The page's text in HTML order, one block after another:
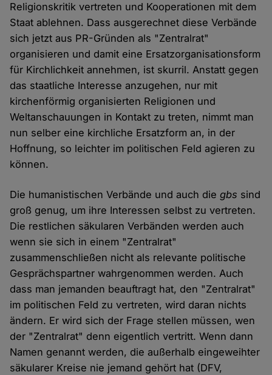
Religionskritik vertreten und Kooperationen mit dem
Staat ablehnen. Dass ausgerechnet diese Verbände
sich jetzt aus PR-Gründen als "Zentralrat"
organisieren und damit eine Ersatzorganisationsform
für Kirchlichkeit annehmen, ist skurril. Anstatt gegen
das staatliche Interesse anzugehen, nur mit
kirchenförmig organisierten Religionen und
Weltanschauungen in Kontakt zu treten, nimmt man
nun selber eine kirchliche Ersatzform an, in der
Hoffnung, so leichter im politischen Feld agieren zu
können.
Die humanistischen Verbände und auch diegbs sind
groß genug, um ihre Interessen selbst zu vertreten.
Die restlichen säkularen Verbänden werden auch
wenn sie sich in einem "Zentralrat"
zusammenschließen nicht als relevante politische
Gesprächspartner wahrgenommen werden. Auch
dass man jemanden beauftragt hat, den "Zentralrat"
im politischen Feld zu vertreten, wird daran nichts
ändern. Er wird sich der Frage stellen müssen, wen
der "Zentralrat" denn eigentlich vertritt. Wenn dann
Namen genannt werden, die außerhalb eingeweihter
säkularer Kreise nie jemand gehört hat (DFV,